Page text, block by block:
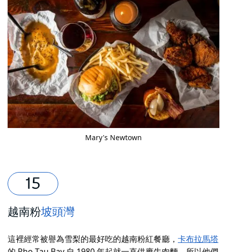
Mary's Newtown
越南粉坡頭灣
這裡經常被譽為雪梨的最好吃的越南粉紅餐廳， 卡布拉馬塔